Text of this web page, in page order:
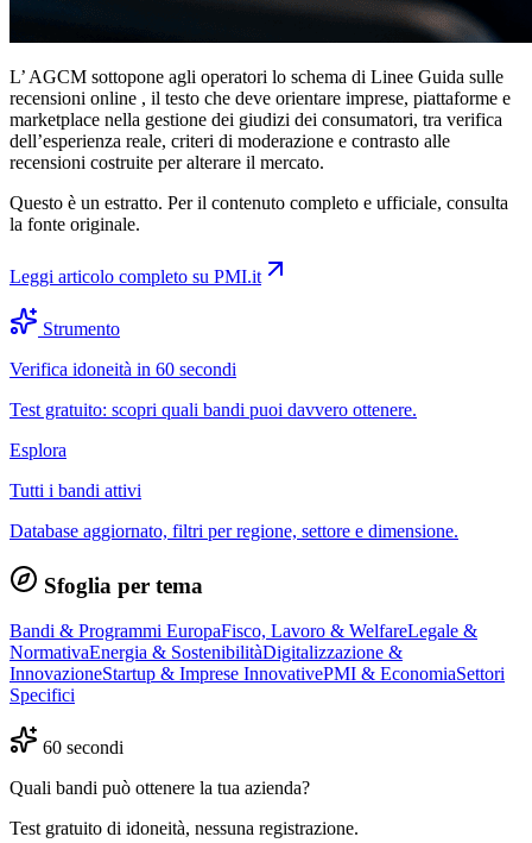
L’ AGCM sottopone agli operatori lo schema di Linee Guida sulle
recensioni online , il testo che deve orientare imprese, piattaforme e
marketplace nella gestione dei giudizi dei consumatori, tra verifica
dell’esperienza reale, criteri di moderazione e contrasto alle
recensioni costruite per alterare il mercato.
Questo è un estratto. Per il contenuto completo e ufficiale, consulta
la fonte originale.
Leggi articolo completo su PMI.it
Strumento
Verifica idoneità in 60 secondi
Test gratuito: scopri quali bandi puoi davvero ottenere.
Esplora
Tutti i bandi attivi
Database aggiornato, filtri per regione, settore e dimensione.
Sfoglia per tema
Bandi & Programmi EuropaFisco, Lavoro & WelfareLegale &
NormativaEnergia & SostenibilitàDigitalizzazione &
InnovazioneStartup & Imprese InnovativePMI & EconomiaSettori
Specifici
60 secondi
Quali bandi può ottenere la tua azienda?
Test gratuito di idoneità, nessuna registrazione.